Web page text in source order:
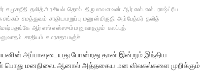
சமூகநீதி தலித் அரசியல் தொல். திருமாவளவன் ஆர்.எஸ்.எஸ். ராஷ்ட்ரீய
சங்கம் சமத்துவம் சாதிய மறுப்பு மனு ஸ்மிருதி அம்பேத்கர் தலித்
பதங்கே ஆர் எஸ் எஸ்ஸும் மனுவாதமும் கலப்புத்
சாதியம் சமரசதா மஞ்ச்
அப்பாவுடையது போன்றது தான் இன்றும் இந்திய
பொது மனநிலை. ஆனால் அத்தகைய மன விலகல்களை முறிக்கும்